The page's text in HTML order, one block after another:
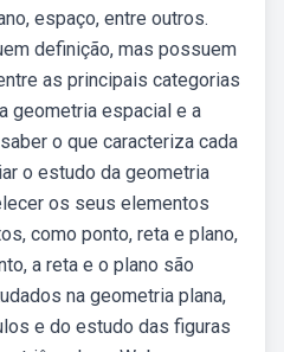
espaço, entre outros.
definição, mas possuem
as principais categorias
geometria espacial e a
o que caracteriza cada
o estudo da geometria
os seus elementos
como ponto, reta e plano,
a reta e o plano são
na geometria plana,
e do estudo das figuras